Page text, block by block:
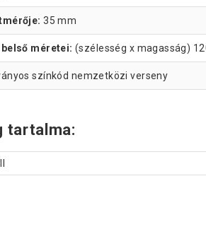
35 mm
méretei: (szélesség x magasság)
színkód nemzetközi verseny
tartalma: